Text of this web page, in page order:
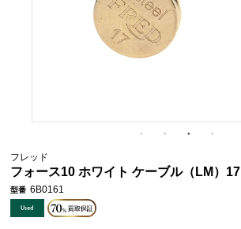
フレッド
フォース10 ホワイト ケーブル（LM）17
型番 6B0161